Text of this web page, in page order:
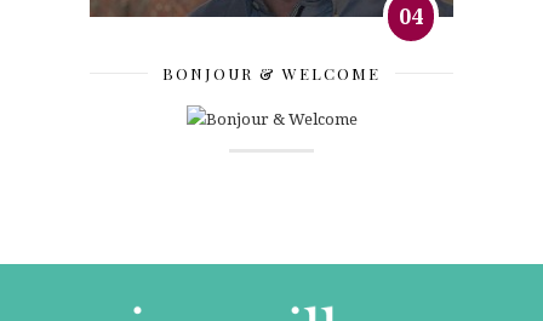
04
BONJOUR & WELCOME